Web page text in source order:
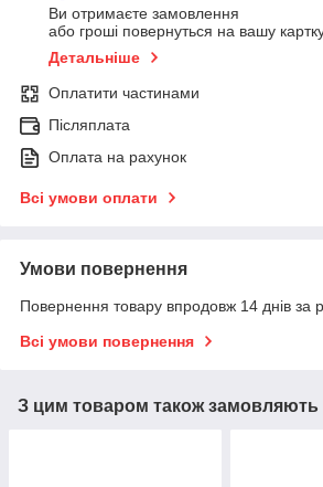
Ви отримаєте замовлення
або гроші повернуться на вашу
Детальніше
Оплатити частинами
Післяплата
Оплата на рахунок
Всі умови оплати
Умови повернення
Повернення товару впродовж 14 днів за
Всі умови повернення
З цим товаром також замовляють